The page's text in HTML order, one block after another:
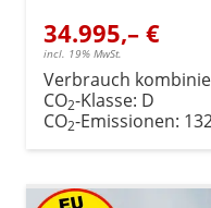
34.995,– €
incl. 19% MwSt.
Verbrauch
CO2-Klasse: D
CO2-Emissionen: